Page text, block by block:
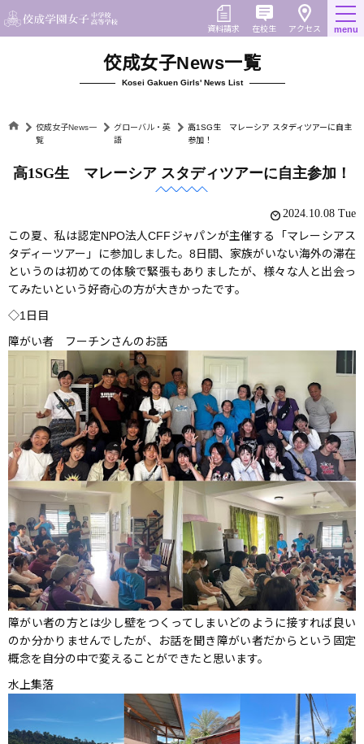
to
content
アクセス
在校生
資料請求 menu
佼成女子News一覧
Kosei Gakuen Girls' News List
佼成女子News一
覧
グローバル・英
語
高1SG生 マレーシア スタディツアーに自主
参加！
高1SG生 マレーシア スタディツアーに自主参加！
2024.10.08 Tue
この夏、私は認定NPO法人CFFジャパンが主催する「マレーシアス
タディーツアー」に参加しました。8日間、家族がいない海外の滞在
というのは初めての体験で緊張もありましたが、様々な人と出会っ
てみたいという好奇心の方が大きかったです。
◇1日目
障がい者 フーチンさんのお話
障がい者の方とは少し壁をつくってしまいどのように接すれば良い
のか分かりませんでしたが、お話を聞き障がい者だからという固定
概念を自分の中で変えることができたと思います。
水上集落